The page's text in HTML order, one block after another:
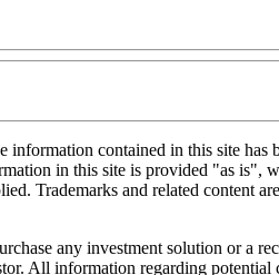
information contained in this site has
in this site is provided "as is",
Trademarks and related content
any investment solution or a
All information regarding